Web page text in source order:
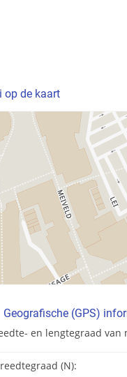
op de kaart
Geografische (GPS)
en lengtegraad
(N):